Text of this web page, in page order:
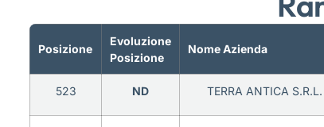
Posizione
Evoluzione
Posizione
Nome Azienda
523 ND TERRA ANTICA